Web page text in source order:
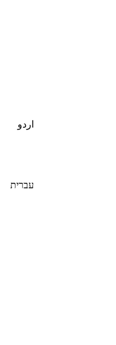
اردو
עברית